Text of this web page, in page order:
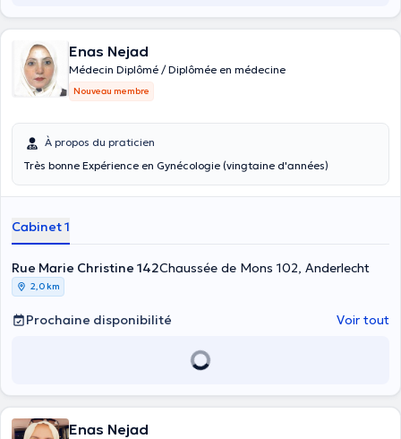
Enas Nejad
Médecin Diplômé / Diplômée en médecine
Nouveau membre
À propos du praticien
Très bonne Expérience en Gynécologie (vingtaine d'années)
Cabinet 1
Rue Marie Christine 142Chaussée de Mons 102, Anderlecht
2,0 km
Prochaine disponibilité Voir tout
Enas Nejad